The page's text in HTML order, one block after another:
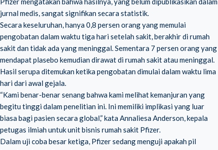
jurnal medis, sangat signifikan secara statistik.
Secara keseluruhan, hanya 0,8 persen orang yang memulai
pengobatan dalam waktu tiga hari setelah sakit, berakhir di rumah
sakit dan tidak ada yang meninggal. Sementara 7 persen orang yang
mendapat plasebo kemudian dirawat di rumah sakit atau meninggal.
Hasil serupa ditemukan ketika pengobatan dimulai dalam waktu lima
hari dari awal gejala.
“Kami benar-benar senang bahwa kami melihat kemanjuran yang
begitu tinggi dalam penelitian ini. Ini memiliki implikasi yang luar
biasa bagi pasien secara global,” kata Annaliesa Anderson, kepala
petugas ilmiah untuk unit bisnis rumah sakit Pfizer.
Dalam uji coba besar ketiga, Pfizer sedang menguji apakah pil